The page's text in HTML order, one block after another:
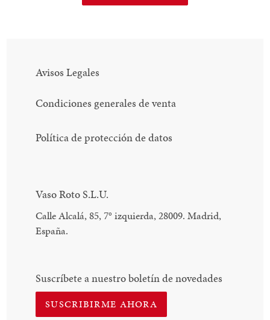
Avisos Legales
Condiciones generales de venta
Política de protección de datos
Vaso Roto S.L.U.
Calle Alcalá, 85, 7° izquierda, 28009. Madrid,
España.
Suscríbete a nuestro boletín de novedades
SUSCRIBIRME AHORA